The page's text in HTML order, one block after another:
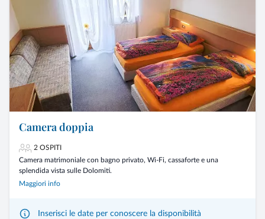
Camera doppia
2 OSPITI
Camera matrimoniale con bagno privato, Wi-Fi, cassaforte e una
splendida vista sulle Dolomiti.
Maggiori info
Inserisci le date per conoscere la disponibilità